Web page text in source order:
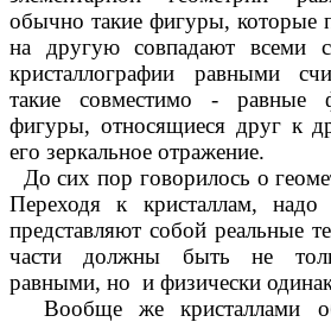
обычно такие фигуры, которые
на другую совпадают всеми
кристаллографии равными
такие совместимо - равные
фигуры, относящиеся друг к
его зеркальное отражение.
До сих пор говорилось о
Переходя к кристаллам,
представляют собой реальные
части должны быть не
равными, но и физически
Вообще же кристаллами